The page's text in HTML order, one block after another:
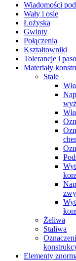
Wiadomości
Wały i osie
Łożyska
Gwinty
Połączenia
Kształtowniki
Tolerancje i
Materiały
Stale
Żeliwa
Staliwa
Elementy